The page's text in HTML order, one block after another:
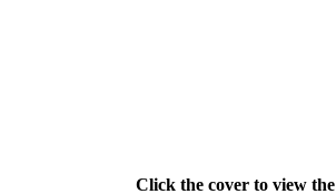
Click the cover to view the